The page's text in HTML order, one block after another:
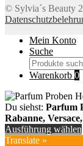
© Sylvia´s Beauty
Mein Konto
Suche
Suchen
nach:
Warenkorb 0
Du siehst: Parfum
Rabanne,
Ausführung wählen
Translate »